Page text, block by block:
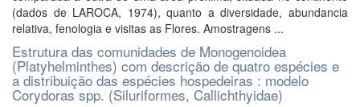
(dados de LAROCA, 1974), quanto a diversidade, abundancia
relativa, fenologia e visitas as Flores. Amostragens ...
Estrutura das comunidades de Monogenoidea
(Platyhelminthes) com descrição de quatro espécies e
a distribuição das espécies hospedeiras : modelo
Corydoras spp. (Siluriformes, Callichthyidae)